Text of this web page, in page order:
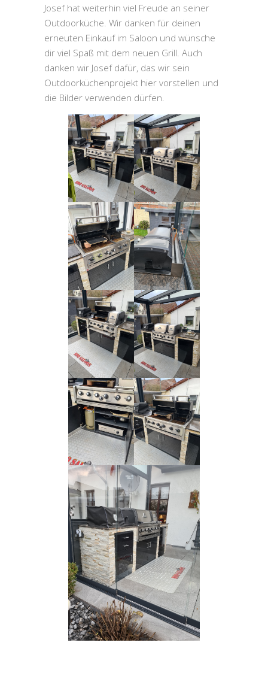
Josef hat weiterhin viel Freude an seiner
Outdoorküche. Wir danken für deinen
erneuten Einkauf im Saloon und wünsche
dir viel Spaß mit dem neuen Grill. Auch
danken wir Josef dafür, das wir sein
Outdoorküchenprojekt hier vorstellen und
die Bilder verwenden dürfen.